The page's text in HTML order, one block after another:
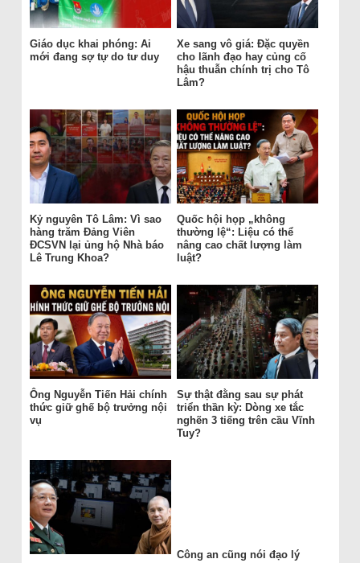
Giáo dục khai phóng: Ai
mới đang sợ tự do tư duy
Xe sang vô giá: Đặc quyền
cho lãnh đạo hay củng cố
hậu thuẫn chính trị cho Tô
Lâm?
Kỷ nguyên Tô Lâm: Vì sao
hàng trăm Đảng Viên
ĐCSVN lại ủng hộ Nhà báo
Lê Trung Khoa?
Quốc hội họp „không
thường lệ“: Liệu có thể
nâng cao chất lượng làm
luật?
Ông Nguyễn Tiến Hải chính
thức giữ ghế bộ trưởng nội
vụ
Sự thật đằng sau sự phát
triển thần kỳ: Dòng xe tắc
nghẽn 3 tiếng trên cầu Vĩnh
Tuy?
Công an cũng nói đạo lý